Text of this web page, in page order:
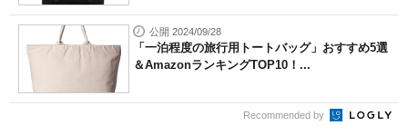
公開 2024/09/28
「一泊程度の旅行用トートバッグ」おすすめ5選
＆AmazonランキングTOP10！...
Recommended by